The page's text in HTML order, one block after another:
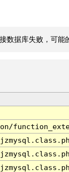
数据库失败，可能